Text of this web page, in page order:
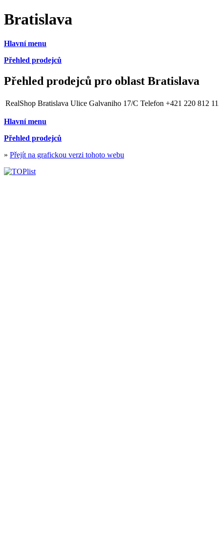
Bratislava
Hlavní menu
Přehled prodejců
Přehled prodejců pro oblast Bratislava
RealShop Bratislava Ulice Galvaniho 17/C Telefon +421 220 812
Hlavní menu
Přehled prodejců
» Přejít na grafickou verzi tohoto webu